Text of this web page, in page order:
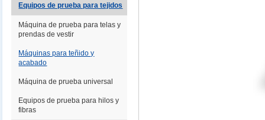
Equipos de prueba para tejidos
Máquina de prueba para telas y
prendas de vestir
Máquinas para teñido y
acabado
Máquina de prueba universal
Equipos de prueba para hilos y
fibras